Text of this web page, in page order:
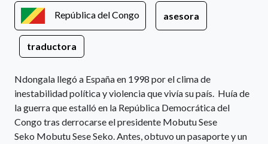
República del Congo asesora
traductora
Ndongala llegó a España en 1998 por el clima de
inestabilidad política y violencia que vivía su país. ​ Huía de
la guerra que estalló en la República Democrática del
Congo tras derrocarse el presidente Mobutu Sese
Seko Mobutu Sese Seko. Antes, obtuvo un pasaporte y un